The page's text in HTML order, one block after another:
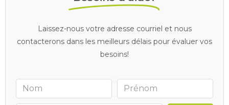
Laissez-nous votre adresse courriel et nous
contacterons dans les meilleurs délais pour évaluer vos
besoins!